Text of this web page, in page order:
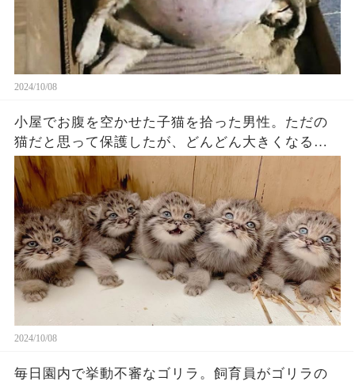
2024/10/08
小屋でお腹を空かせた子猫を拾った男性。ただの
猫だと思って保護したが、どんどん大きくなるに
つれてその正体にビックリ【感動】!
2024/10/08
毎日園内で挙動不審なゴリラ。飼育員がゴリラの